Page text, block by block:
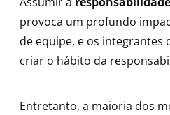
provoca um profundo
de equipe, e os integrantes
criar o hábito da
Entretanto, a maioria dos